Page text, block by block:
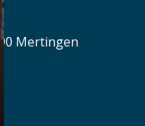
Mertingen